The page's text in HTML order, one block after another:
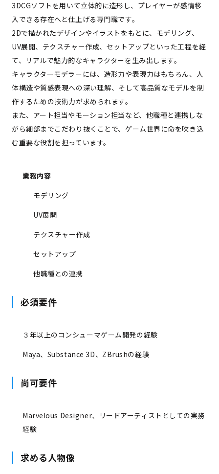
3DCGソフトを用いて立体的に造形し、プレイヤーが感情移
入できる存在へと仕上げる専門職です。
2Dで描かれたデザインやイラストをもとに、モデリング、
UV展開、テクスチャー作成、セットアップといった工程を経
て、リアルで魅力的なキャラクターを生み出します。
キャラクターモデラーには、造形力や表現力はもちろん、人
体構造や質感表現への深い理解、そして高品質なモデルを制
作するための技術力が求められます。
また、アート担当やモーション担当など、他職種と連携しな
がら細部までこだわり抜くことで、ゲーム世界に命を吹き込
む重要な役割を担っています。
業務内容
モデリング
UV展開
テクスチャー作成
セットアップ
他職種との連携
必須要件
３年以上のコンシューマゲーム開発の経験
Maya、Substance 3D、ZBrushの経験
尚可要件
Marvelous Designer、リードアーティストとしての実務
経験
求める人物像